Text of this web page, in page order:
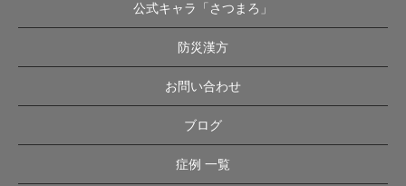
公式キャラ「さつまろ」
防災漢方
お問い合わせ
ブログ
症例 一覧